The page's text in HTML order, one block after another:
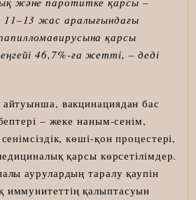
жас аралығындағы
қарсы
46,7%-ға жетті, – деді
вакцинациядан бас
– жеке наным-сенім,
көші-қон процестері,
қарсы көрсетілімдер.
аурулардың таралу қаупін
қалыптасуын